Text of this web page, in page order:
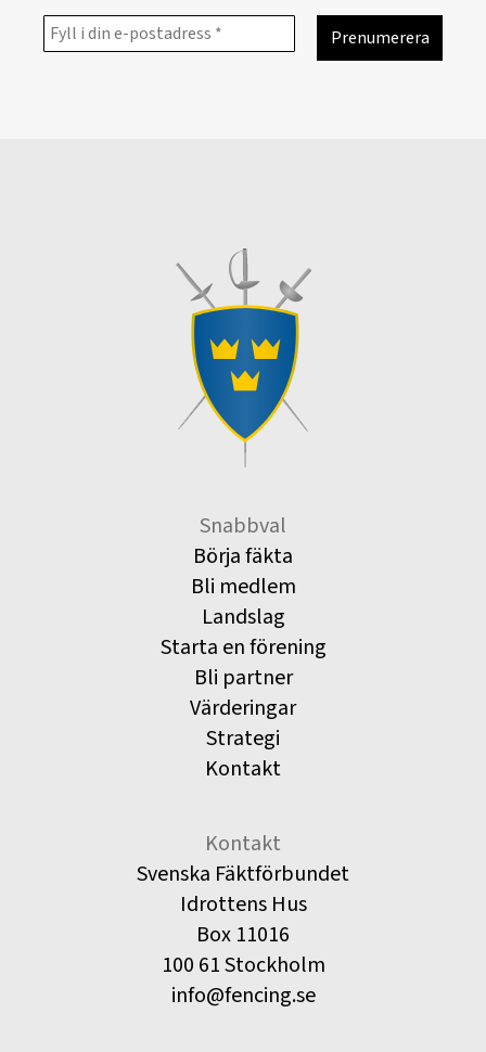
Snabbval
Börja fäkta
Bli medlem
Landslag
Starta en förening
Bli partner
Värderingar
Strategi
Kontakt
Kontakt
Svenska Fäktförbundet
Idrottens Hus
Box 11016
100 61 Stockholm
info@fencing.se